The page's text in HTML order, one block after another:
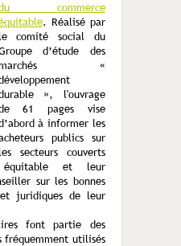
commerce
. Réalisé par
le comité social du
d’étude des
«
», l'ouvrage
61 pages vise
à informer les
publics sur
les secteurs couverts
et leur
sur les bonnes
et juridiques de leur
font partie des
fréquemment utilisés